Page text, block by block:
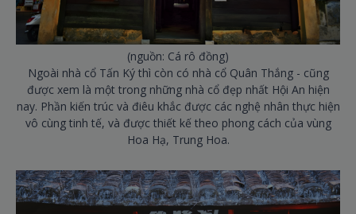
(nguồn: Cá rô đồng)
Ngoài nhà cổ Tấn Ký thì còn có nhà cổ Quân Thắng - cũng
được xem là một trong những nhà cổ đẹp nhất Hội An hiện
nay. Phần kiến trúc và điêu khắc được các nghệ nhân thực hiện
vô cùng tinh tế, và được thiết kế theo phong cách của vùng
Hoa Hạ, Trung Hoa.